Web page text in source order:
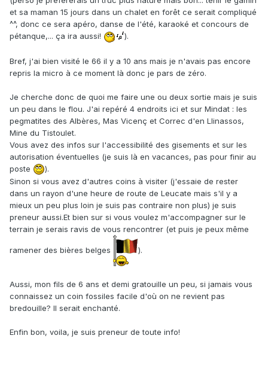
et sa maman 15 jours dans un chalet en forêt ce serait compliqué
^^, donc ce sera apéro, danse de l'été, karaoké et concours de
pétanque,... ça ira aussi!
).
Bref, j'ai bien visité le 66 il y a 10 ans mais je n'avais pas encore
repris la micro à ce moment là donc je pars de zéro.
Je cherche donc de quoi me faire une ou deux sortie mais je suis
un peu dans le flou. J'ai repéré 4 endroits ici et sur Mindat : les
pegmatites des Albères, Mas Vicenç et Correc d'en Llinassos,
Mine du Tistoulet.
Vous avez des infos sur l'accessibilité des gisements et sur les
autorisation éventuelles (je suis là en vacances, pas pour finir au
poste
).
Sinon si vous avez d'autres coins à visiter (j'essaie de rester
dans un rayon d'une heure de route de Leucate mais s'il y a
mieux un peu plus loin je suis pas contraire non plus) je suis
preneur aussi.Et bien sur si vous voulez m'accompagner sur le
terrain je serais ravis de vous rencontrer (et puis je peux même
ramener des bières belges ).
Aussi, mon fils de 6 ans et demi gratouille un peu, si jamais vous
connaissez un coin fossiles facile d'où on ne revient pas
bredouille? Il serait enchanté.
Enfin bon, voila, je suis preneur de toute info!